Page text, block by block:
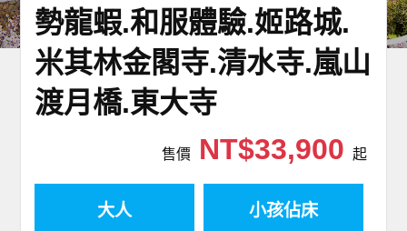
歐洲之旅
頂尖世界
勢龍蝦.和服體驗.姬路城.
米其林金閣寺.清水寺.嵐山
渡月橋.東大寺
售價NT$33,900 起
大人 小孩佔床